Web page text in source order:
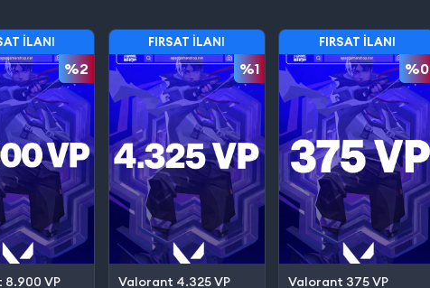
İLANI
%2
VP
FIRSAT İLANI
%1
Valorant 4.325 VP
FIRSAT İLANI
%0
Valorant 375 VP